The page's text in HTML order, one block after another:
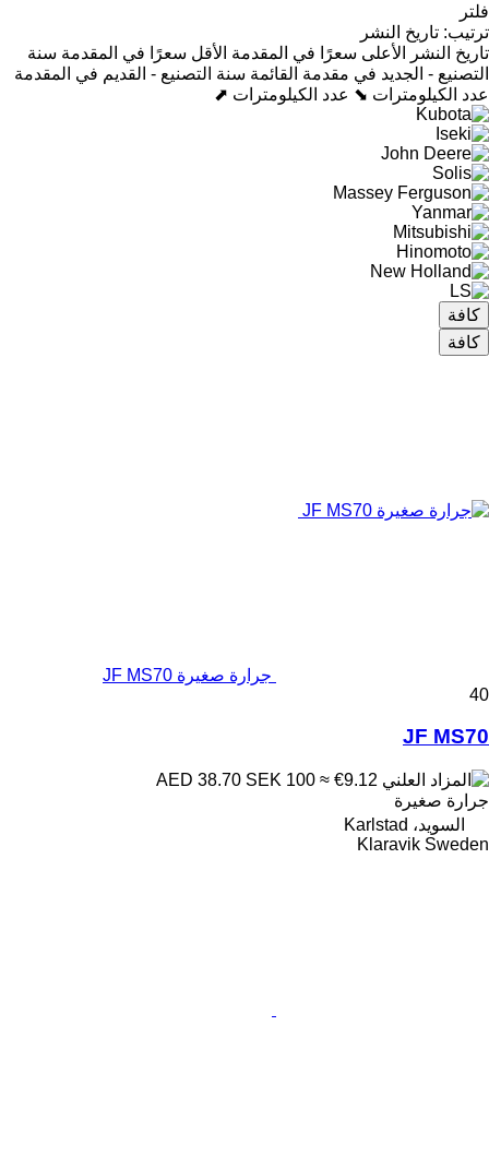
فلتر
ترتيب: تاريخ النشر
تاريخ النشر
الأعلى سعرًا في المقدمة الأقل سعرًا في المقدمة سنة
التصنيع - الجديد في مقدمة القائمة سنة التصنيع - القديم في المقدمة
عدد الكيلومترات ⬊ عدد الكيلومترات ⬈
كافة
كافة
جرارة صغيرة JF MS70
40
JF MS70
SEK 100 ≈ €9.12
جرارة صغيرة
السويد، Karlstad
Klaravik Sweden